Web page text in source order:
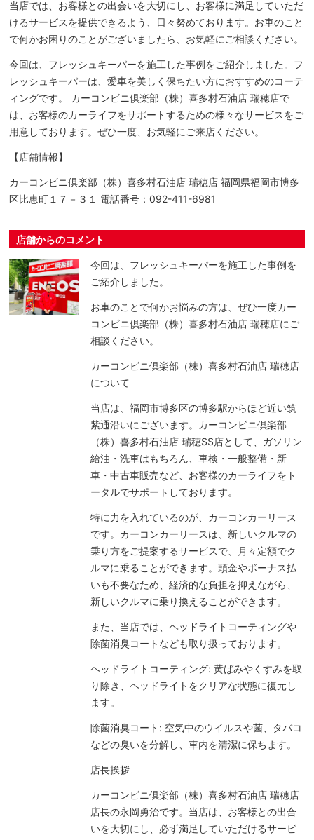
当店では、お客様との出会いを大切にし、お客様に満足していただ
けるサービスを提供できるよう、日々努めております。お車のこと
で何かお困りのことがございましたら、お気軽にご相談ください。
今回は、フレッシュキーパーを施工した事例をご紹介しました。フ
レッシュキーパーは、愛車を美しく保ちたい方におすすめのコーテ
ィングです。 カーコンビニ倶楽部（株）喜多村石油店 瑞穂店で
は、お客様のカーライフをサポートするための様々なサービスをご
用意しております。ぜひ一度、お気軽にご来店ください。
【店舗情報】
カーコンビニ倶楽部（株）喜多村石油店 瑞穂店 福岡県福岡市博多
区比恵町１７－３１ 電話番号：092-411-6981
店舗からのコメント
今回は、フレッシュキーパーを施工した事例を
ご紹介しました。
お車のことで何かお悩みの方は、ぜひ一度カー
コンビニ倶楽部（株）喜多村石油店 瑞穂店にご
相談ください。
カーコンビニ倶楽部（株）喜多村石油店 瑞穂店
について
当店は、福岡市博多区の博多駅からほど近い筑
紫通沿いにございます。カーコンビニ倶楽部
（株）喜多村石油店 瑞穂SS店として、ガソリン
給油・洗車はもちろん、車検・一般整備・新
車・中古車販売など、お客様のカーライフをト
ータルでサポートしております。
特に力を入れているのが、カーコンカーリース
です。カーコンカーリースは、新しいクルマの
乗り方をご提案するサービスで、月々定額でク
ルマに乗ることができます。頭金やボーナス払
いも不要なため、経済的な負担を抑えながら、
新しいクルマに乗り換えることができます。
また、当店では、ヘッドライトコーティングや
除菌消臭コートなども取り扱っております。
ヘッドライトコーティング: 黄ばみやくすみを取
り除き、ヘッドライトをクリアな状態に復元し
ます。
除菌消臭コート: 空気中のウイルスや菌、タバコ
などの臭いを分解し、車内を清潔に保ちます。
店長挨拶
カーコンビニ倶楽部（株）喜多村石油店 瑞穂店
店長の永岡勇治です。当店は、お客様との出合
いを大切にし、必ず満足していただけるサービ